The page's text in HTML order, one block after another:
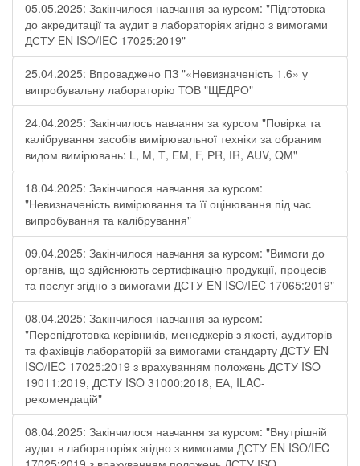
05.05.2025: Закінчилося навчання за курсом: "Підготовка
до акредитації та аудит в лабораторіях згідно з вимогами
ДСТУ EN ISO/IEC 17025:2019"
25.04.2025: Впроваджено ПЗ "«Невизначеність 1.6» у
випробувальну лабораторію ТОВ "ЩЕДРО"
24.04.2025: Закінчилось навчання за курсом "Повірка та
калібрування засобів вимірювальної техніки за обраним
видом вимірювань: L, М, Т, ЕМ, F, РR, ІR, АUV, QМ"
18.04.2025: Закінчилося навчання за курсом:
"Невизначеність вимірювання та її оцінювання під час
випробування та калібрування"
09.04.2025: Закінчилося навчання за курсом: "Вимоги до
органів, що здійснюють сертифікацію продукції, процесів
та послуг згідно з вимогами ДСТУ EN ISO/IEC 17065:2019"
08.04.2025: Закінчилося навчання за курсом:
"Перепідготовка керівників, менеджерів з якості, аудиторів
та фахівців лабораторій за вимогами стандарту ДСТУ EN
ISO/IEC 17025:2019 з врахуванням положень ДСТУ ISO
19011:2019, ДСТУ ISO 31000:2018, ЕА, ILAC-
рекомендацій"
08.04.2025: Закінчилося навчання за курсом: "Внутрішній
аудит в лабораторіях згідно з вимогами ДСТУ EN ISO/IEC